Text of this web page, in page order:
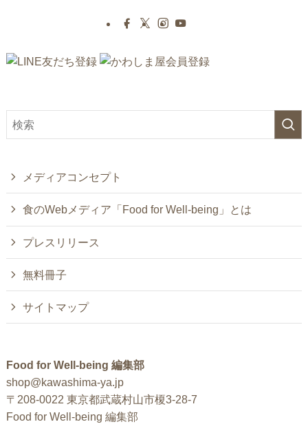
メディアコンセプト
食のWebメディア「Food for Well-being」とは
プレスリリース
無料冊子
サイトマップ
Food for Well-being 編集部
shop@kawashima-ya.jp
〒208-0022 東京都武蔵村山市榎3-28-7
Food for Well-being 編集部